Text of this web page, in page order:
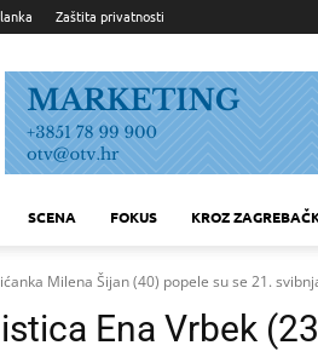
Zaštita privatnosti
SCENA FOKUS KROZ
Milena Šijan (40) popele su se 21.
Ena Vrbek